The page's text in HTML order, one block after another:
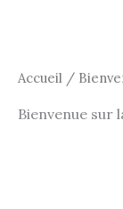
Accueil /
Bienvenue sur